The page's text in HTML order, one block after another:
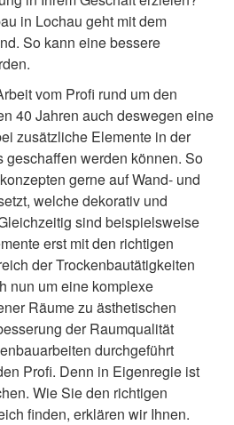
in Lochau geht mit dem
So kann eine bessere
vom Profi rund um den
40 Jahren auch deswegen eine
zusätzliche Elemente in der
geschaffen werden können. So
gerne auf Wand- und
welche dekorativ und
sind beispielsweise
erst mit den richtigen
der Trockenbautätigkeiten
nun um eine komplexe
Räume zu ästhetischen
der Raumqualität
durchgeführt
Profi. Denn in Eigenregie ist
Wie Sie den richtigen
finden, erklären wir Ihnen.